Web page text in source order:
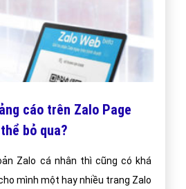
cáo trên Zalo Page
bỏ qua?
Zalo cá nhân thì cũng có khá
mình một hay nhiều trang Zalo